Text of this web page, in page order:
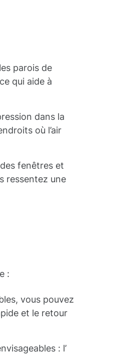
parois de
qui aide à
dans la
où l’air
fenêtres et
ressentez une
:
vous pouvez
et le retour
: l’